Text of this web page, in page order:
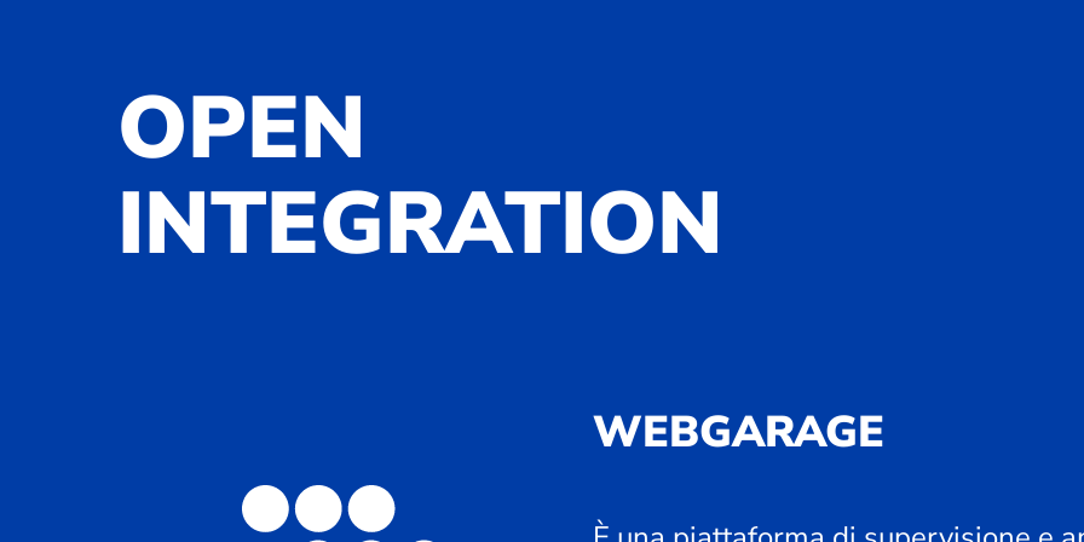
OPEN
INTEGRATION
WEBGARAGE